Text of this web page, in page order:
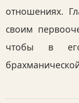
отношениях.
своим
чтобы в